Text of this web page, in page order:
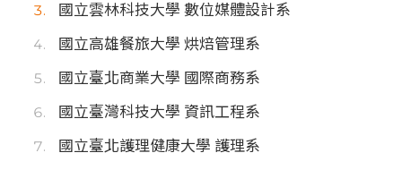
國立雲林科技大學 數位媒體設計系
國立高雄餐旅大學 烘焙管理系
國立臺北商業大學 國際商務系
國立臺灣科技大學 資訊工程系
國立臺北護理健康大學 護理系